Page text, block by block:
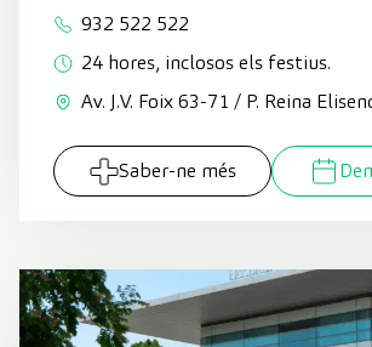
932 522 522
24 hores, inclosos els festius.
Av. J.V. Foix 63-71 / P. Reina
Saber-ne més